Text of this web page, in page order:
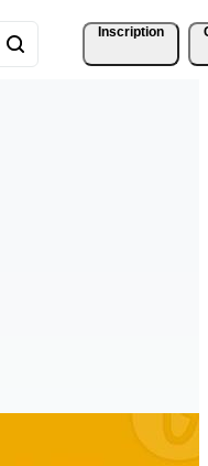
Inscription